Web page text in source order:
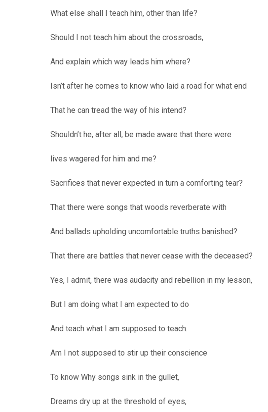
What else shall I teach him, other than life?
Should I not teach him about the crossroads,
And explain which way leads him where?
Isn’t after he comes to know who laid a road for what end
That he can tread the way of his intend?
Shouldn’t he, after all, be made aware that there were
lives wagered for him and me?
Sacrifices that never expected in turn a comforting tear?
That there were songs that woods reverberate with
And ballads upholding uncomfortable truths banished?
That there are battles that never cease with the deceased?
Yes, I admit, there was audacity and rebellion in my lesson,
But I am doing what I am expected to do
And teach what I am supposed to teach.
Am I not supposed to stir up their conscience
To know Why songs sink in the gullet,
Dreams dry up at the threshold of eyes,